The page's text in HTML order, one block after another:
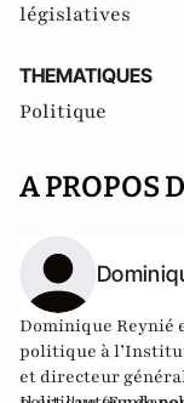
législatives
THEMATIQUES
Politique
A PROPOS
Dominique Reynié
politique à
et directeur